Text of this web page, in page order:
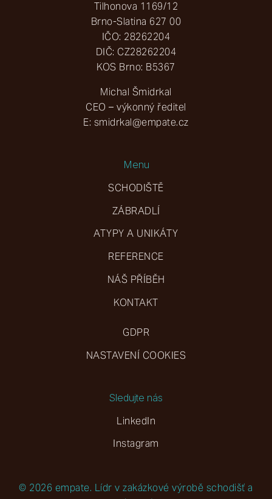
Tilhonova 1169/12
Brno-Slatina 627 00
IČO: 28262204
DIČ: CZ28262204
KOS Brno: B5367
Michal Šmidrkal
CEO – výkonný ředitel
E: smidrkal@empate.cz
Menu
SCHODIŠTĚ
ZÁBRADLÍ
ATYPY A UNIKÁTY
REFERENCE
NÁŠ PŘÍBĚH
KONTAKT
GDPR
NASTAVENÍ COOKIES
Sledujte nás
LinkedIn
Instagram
© 2026 empate. Lídr v zakázkové výrobě schodišť a